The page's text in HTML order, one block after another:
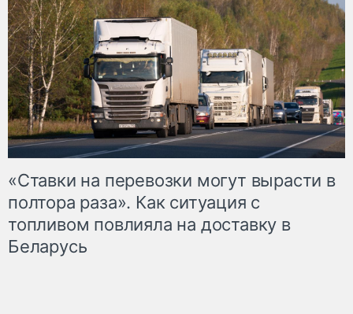
«Ставки на перевозки могут вырасти в
полтора раза». Как ситуация с
топливом повлияла на доставку в
Беларусь